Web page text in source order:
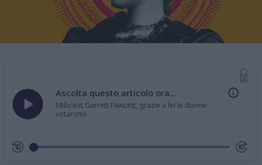
Ascolta questo articolo ora...
Millicent Garrett Fawcett, grazie a lei le donne
votarono